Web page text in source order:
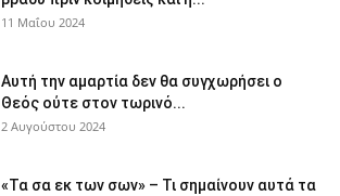
11 Μαΐου 2024
Αυτή την αμαρτία δεν θα συγχωρήσει ο
Θεός ούτε στον τωρινό...
2 Αυγούστου 2024
«Τα σα εκ των σων» – Τι σημαίνουν αυτά τα